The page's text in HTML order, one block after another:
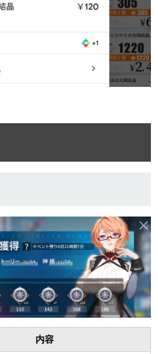
内容